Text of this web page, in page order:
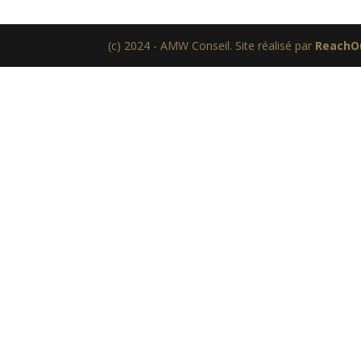
(c) 2024 - AMW Conseil. Site réalisé par